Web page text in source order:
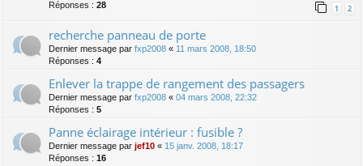
Réponses : 28 1 2
recherche panneau de porte
Dernier message par fxp2008 « 11 mars 2008, 18:50
Réponses : 4
Enlever la trappe de rangement des passagers
Dernier message par fxp2008 « 04 mars 2008, 22:32
Réponses : 5
Panne éclairage intérieur : fusible ?
Dernier message par jef10 « 15 janv. 2008, 18:17
Réponses : 16